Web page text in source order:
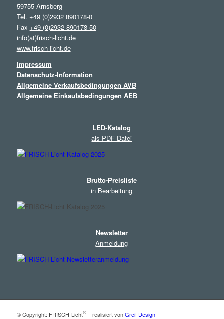
59755 Arnsberg
Tel. +49 (0)2932 890178-0
Fax +49 (0)2932 890178-50
info(at)frisch-licht.de
www.frisch-licht.de
Impressum
Datenschutz-Information
Allgemeine Verkaufsbedingungen AVB
Allgemeine Einkaufsbedingungen AEB
LED-Katalog
als PDF-Datei
Brutto-Preisliste
in Bearbeitung
Newsletter
Anmeldung
© Copyright: FRISCH-Licht®– realisiert vonGreif Design